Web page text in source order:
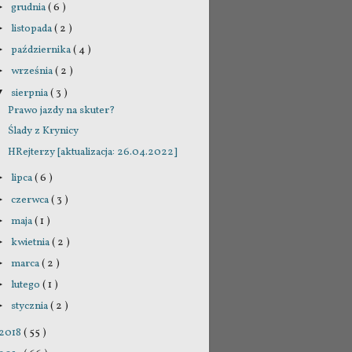
grudnia( 6 )
listopada( 2 )
października( 4 )
września( 2 )
sierpnia( 3 )
Prawo jazdy na skuter?
Ślady z Krynicy
HRejterzy [aktualizacja: 26.04.2022]
lipca( 6 )
czerwca( 3 )
maja( 1 )
kwietnia( 2 )
marca( 2 )
lutego( 1 )
stycznia( 2 )
( 55 )